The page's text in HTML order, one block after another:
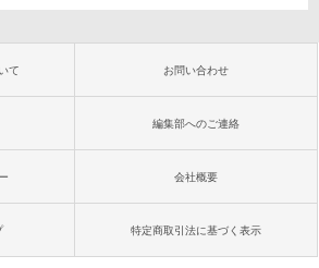
て お問い合わせ
編集部へのご連絡
会社概要
特定商取引法に基づく表示